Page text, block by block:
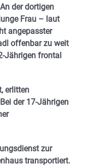
der dortigen
Frau – laut
angepasster
offenbar zu weit
Jährigen frontal
erlitten
der 17-Jährigen
zur
transportiert.